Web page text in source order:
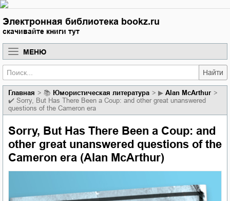
Электронная библиотека bookz.ru
скачивайте книги тут
МЕНЮ
Найти
Главная 📚 юмористическая литература ▶ Alan McArthur
✔️ Sorry, But Has There Been a Coup: and other great unanswered
questions of the Cameron era
Sorry, But Has There Been a Coup: and
other great unanswered questions of the
Cameron era (Alan McArthur)